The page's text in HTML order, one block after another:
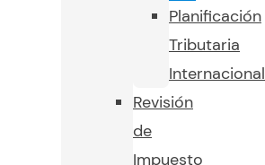
Planificación
Tributaria
Internacional
Revisión
de
Impuesto